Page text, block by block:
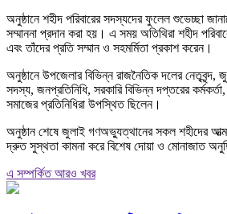
অনুষ্ঠানে শহীদ পরিবারের সদস্যদের ফুলেল শুভেচ্ছা
সম্মাননা প্রদান করা হয়। এ সময় অতিথিরা শহীদ
এবং তাঁদের প্রতি সম্মান ও সহমর্মিতা প্রকাশ করেন।
অনুষ্ঠানে উপজেলার বিভিন্ন রাজনৈতিক দলের নেতৃবৃন্দ,
সদস্য, জনপ্রতিনিধি, সরকারি বিভিন্ন দপ্তরের
সমাজের প্রতিনিধিরা উপস্থিত ছিলেন।
অনুষ্ঠান শেষে জুলাই গণঅভ্যুত্থানের সকল শহীদের
দ্রুত সুস্থতা কামনা করে বিশেষ দোয়া ও মোনাজাত
এ সম্পর্কিত আরও খবর